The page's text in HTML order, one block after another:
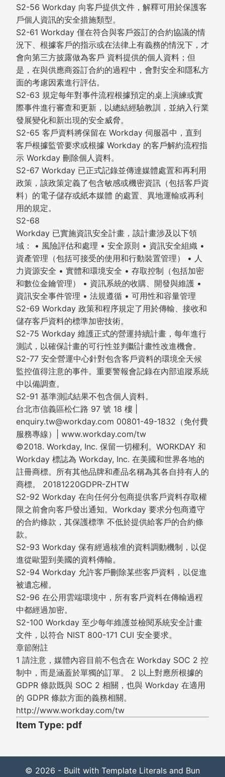
S2-56 Workday 向客戶提供文件，解釋可用於保護客
戶個人資訊的安全措施類型。
S2-61 Workday 僅在符合與客戶簽訂的合約協議的情
況下、根據客戶的指示或在法律上有義務的情況下，才
會向第三方披露做為客戶 資料提供的個人資料；但
是，在與供應商簽訂合約的過程中，會對安全和隱私方
面的考慮因素進行評估。
S2-63 規定每年對事件流程根據預定的桌上演練或實
際事件進行審查和更新，以總結經驗教訓，並納入行業
發展變化和新出現的安全威脅。
S2-65 客戶資料將保留在 Workday 伺服器中，直到
客戶根據監管要求或根據 Workday 的客戶解約流程指
示 Workday 刪除個人資料。
S2-67 Workday 已正式記錄並傳達媒體處置和再利用
政策，該政策定義了包含敏感或機密資訊（包括客戶資
料）的電子儲存或紙本媒體 的處置、異地運輸或再利
用的規定。
S2-68
Workday 已實施資訊安全計畫，該計畫涉及以下領
域： • 風險評估和處理 • 安全原則 • 資訊安全組織 •
資產管理（包括可接受的使用和行動裝置管理） • 人
力資源安全 • 實體和環境安全 • 存取控制（包括加密
和數位金鑰管理） • 資訊系統的收購、開發與維護 •
資訊安全事件管理 • 法規遵循 • 可用性和容量管理
S2-69 Workday 政策和程序規定了用於傳輸、接收和
儲存客戶資料的標準加密技術。
S2-75 Workday 維護正式的營運持續計畫，每年進行
測試，以確保計畫的可行性並判斷計畫性改進機會。
S2-77 安全營運中心針對包含客戶資料的環境全天候
監控值得注意的事件。重要警報會記錄在內部追蹤系統
中以備調查。
S2-91 基準測試結果不包含個人資料。
台北市信義區松仁路 97 號 18 樓 |
enquiry.tw@workday.com 00801-49-1832（免付費
服務專線）| www.workday.com/tw
©2018. Workday, Inc. 保留一切權利。WORKDAY 和
Workday 標誌為 Workday, Inc. 在美國和世界各地的
註冊商標。所有其他品牌和產品名稱為其各自持有人的
商標。 20181220GDPR-ZHTW
S2-92 Workday 在向任何分包商提供客戶資料存取權
限之前會向客戶發出通知。Workday 要求分包商遵守
的合約條款，其保護標準 不低於提供給客戶的合約條
款。
S2-93 Workday 保有經過核准的資料調動機制，以促
進從歐盟到美國的資料傳輸。
S2-94 Workday 允許客戶刪除某些客戶資料，以促進
被遺忘權。
S2-96 在公用雲端環境中，所有客戶資料在傳輸過程
中都經過加密。
S2-100 Workday 至少每年維護並檢閱系統安全計畫
文件，以符合 NIST 800-171 CUI 安全要求。
章節附註
1 請注意，媒體內容目前不包含在 Workday SOC 2 控
制中，而是涵蓋於單獨的訂單。 2 以上對應所根據的
GDPR 條款既與 SOC 2 相關，也與 Workday 在適用
的 GDPR 條款方面的義務相關。
http://www.workday.com/tw
Item Type: pdf
© 2026 - Built with Template Literals and Bun